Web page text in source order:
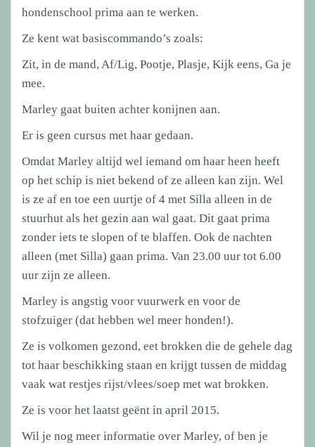
hondenschool prima aan te werken.
Ze kent wat basiscommando’s zoals:
Zit, in de mand, Af/Lig, Pootje, Plasje, Kijk eens, Ga je
mee.
Marley gaat buiten achter konijnen aan.
Er is geen cursus met haar gedaan.
Omdat Marley altijd wel iemand om haar heen heeft
op het schip is niet bekend of ze alleen kan zijn. Wel
is ze af en toe een uurtje of 4 met Silla alleen in de
stuurhut als het gezin aan wal gaat. Dit gaat prima
zonder iets te slopen of te blaffen. Ook de nachten
alleen (met Silla) gaan prima. Van 23.00 uur tot 6.00
uur zijn ze alleen.
Marley is angstig voor vuurwerk en voor de
stofzuiger (dat hebben wel meer honden!).
Ze is volkomen gezond, eet brokken die de gehele dag
tot haar beschikking staan en krijgt tussen de middag
vaak wat restjes rijst/vlees/soep met wat brokken.
Ze is voor het laatst geënt in april 2015.
Wil je nog meer informatie over Marley, of ben je